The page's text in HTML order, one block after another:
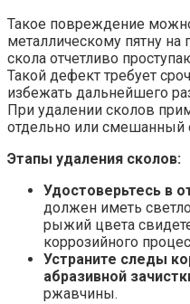
Такое повреждение
металлическому пятну на
скола отчетливо
Такой дефект требует
избежать дальнейшего
При удалении сколов
отдельно или смешанный
Этапы удаления сколов:
Удостоверьтесь в
должен иметь
рыжий цвета
коррозийного
Устраните следы
абразивной
ржавчины.